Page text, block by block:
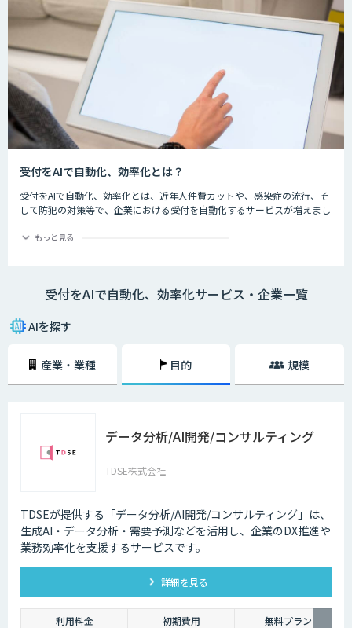
受付をAIで自動化、効率化とは？
受付をAIで自動化、効率化とは、近年人件費カットや、感染症の流行、そ
して防犯の対策等で、企業における受付を自動化するサービスが増えまし
次受付を自動化し、対応時間なども改善します。
もっと見る
受付をAIで自動化、効率化サービス・企業一覧
AIを探す
産業・業種 目的 規模
データ分析/AI開発/コンサルティング
TDSE株式会社
TDSEが提供する「データ分析/AI開発/コンサルティング」は、
生成AI・データ分析・需要予測などを活用し、企業のDX推進や
業務効率化を支援するサービスです。
詳細を見る
利用料金 初期費用
無料プラン